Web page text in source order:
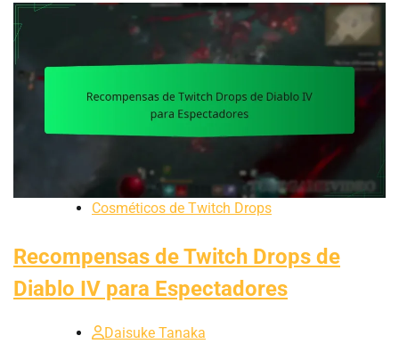
Cosméticos de Twitch Drops
Recompensas de Twitch Drops de
Diablo IV para Espectadores
Daisuke Tanaka